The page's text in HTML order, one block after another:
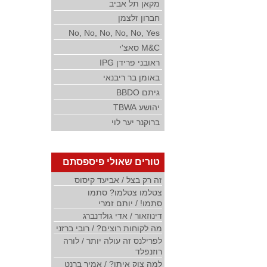
מקאן תל אביב
חברון זלצמן
No, No, No, No, No, Yes
M&C סאצ'י
ראובני פרידן IPG
באומן בר ריבנאי
גיתם BBDO
יהושע TBWA
ברוקנר יער לוי
טורים שאולי פיספסתם
זה רק בצל / אביעד קיסוס
צטלמו צטלמו? סתמו
סתמו! / יותם זמרי
דינוזאור / אדי גולדנברג
מה לקוחות רוצים? / רובי ברזני
לפרילנס זה עולה יותר / לורה
רוזנפלד
למה צוק איתן? / אמיר ברנט